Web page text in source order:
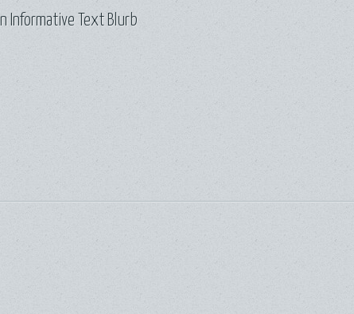
Informative Text Blurb